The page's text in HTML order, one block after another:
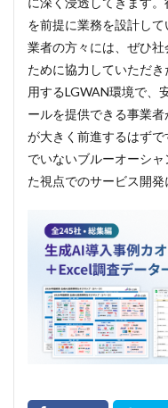
を前提に業務を設計し
業者の方々には、ぜひ
ために協力していただ
用するLGWAN環境で、
ールを提供できる事業
が大きく前進するはず
でいないブルーオーシ
た視点でのサービス開発